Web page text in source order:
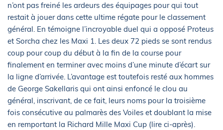
n’ont pas freiné les ardeurs des équipages pour qui tout
restait à jouer dans cette ultime régate pour le classement
général. En témoigne l’incroyable duel qui a opposé Proteus
et Sorcha chez les Maxi 1. Les deux 72 pieds se sont rendus
coup pour coup du début à la fin de la course pour
finalement en terminer avec moins d’une minute d’écart sur
la ligne d’arrivée. L’avantage est toutefois resté aux hommes
de George Sakellaris qui ont ainsi enfoncé le clou au
général, inscrivant, de ce fait, leurs noms pour la troisième
fois consécutive au palmarès des Voiles et doublant la mise
en remportant la Richard Mille Maxi Cup (lire ci-après).